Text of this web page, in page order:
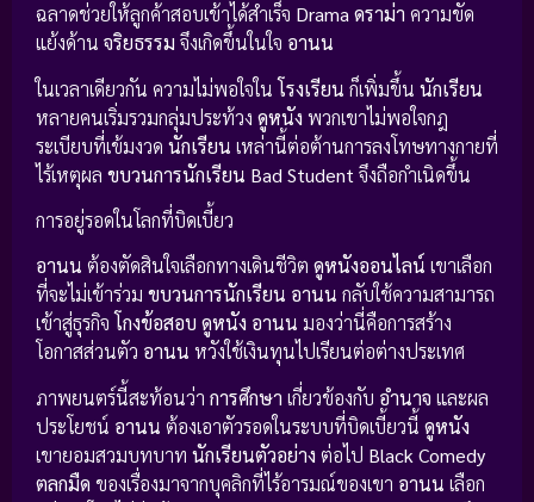
ฉลาดช่วยให้ลูกค้าสอบเข้าได้สำเร็จ Drama ดราม่า ความขัด
แย้งด้าน จริยธรรม จึงเกิดขึ้นในใจ อานน
ในเวลาเดียวกัน ความไม่พอใจในโรงเรียน ก็เพิ่มขึ้น นักเรียน
หลายคนเริ่มรวมกลุ่มประท้วง ดูหนัง พวกเขาไม่พอใจกฎ
ระเบียบที่เข้มงวด นักเรียน เหล่านี้ต่อต้านการลงโทษทางกายที่
ไร้เหตุผล ขบวนการนักเรียน Bad Student จึงถือกำเนิดขึ้น
การอยู่รอดในโลกที่บิดเบี้ยว
อานน ต้องตัดสินใจเลือกทางเดินชีวิต ดูหนังออนไลน์ เขาเลือก
ที่จะไม่เข้าร่วม ขบวนการนักเรียน อานน กลับใช้ความสามารถ
เข้าสู่ธุรกิจ โกงข้อสอบ ดูหนัง อานน มองว่านี่คือการสร้าง
โอกาสส่วนตัว อานน หวังใช้เงินทุนไปเรียนต่อต่างประเทศ
ภาพยนตร์นี้สะท้อนว่า การศึกษา เกี่ยวข้องกับ อำนาจ และผล
ประโยชน์ อานน ต้องเอาตัวรอดในระบบที่บิดเบี้ยวนี้ ดูหนัง
เขายอมสวมบทบาท นักเรียนตัวอย่าง ต่อไป Black Comedy
ตลกมืด ของเรื่องมาจากบุคลิกที่ไร้อารมณ์ของเขา อานน เลือก